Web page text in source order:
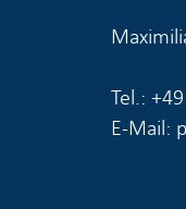
Tel.:
E-Mail: